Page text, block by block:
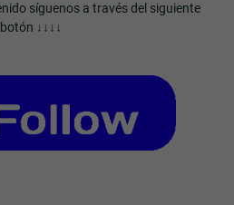
síguenos a través del siguiente
botón ↓↓↓↓